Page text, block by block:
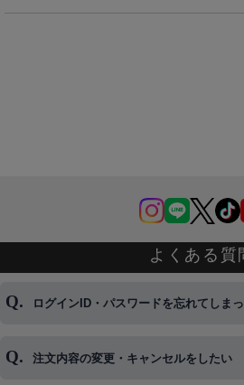
よくある質
ログインID・パスワードを忘れてしま
◆下記ページより、ログインIDの変更が
注文内容の変更・キャンセルをしたい